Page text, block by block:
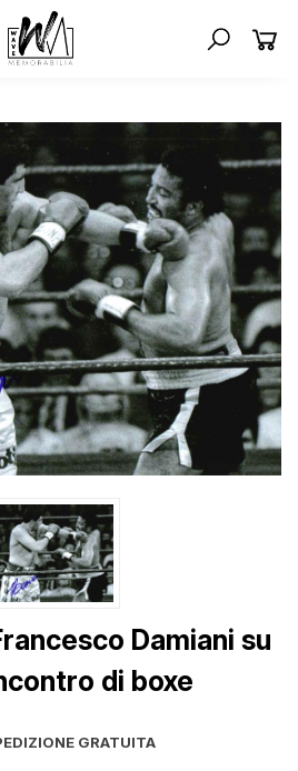
Damiani su
di boxe
GRATUITA